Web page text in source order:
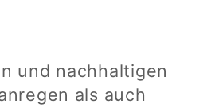
und nachhaltigen
als auch